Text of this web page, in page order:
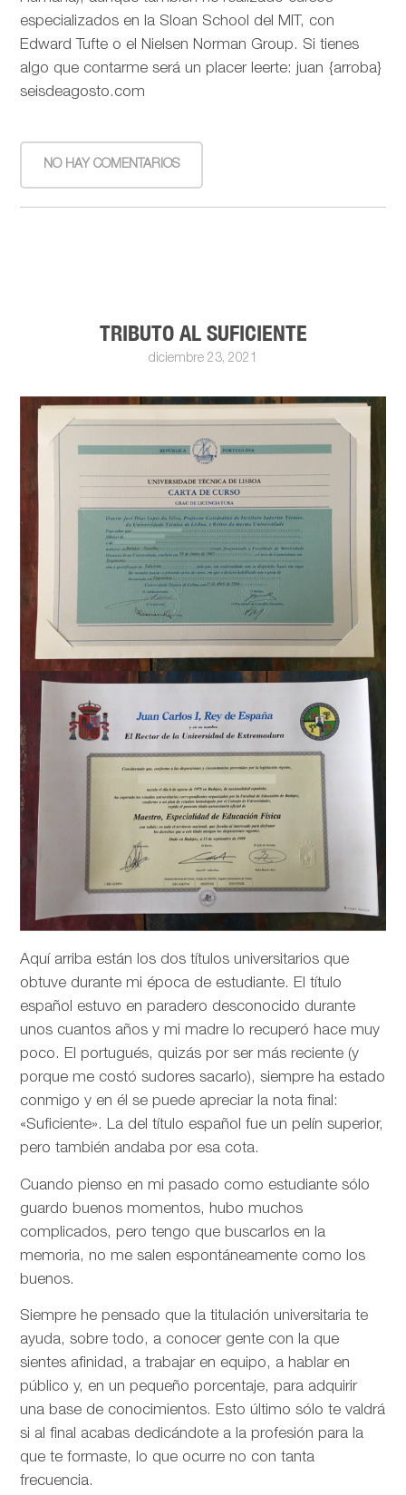
especializados en la Sloan School del MIT, con
Edward Tufte o el Nielsen Norman Group. Si tienes
algo que contarme será un placer leerte: juan {arroba}
seisdeagosto.com
NO HAY COMENTARIOS
TRIBUTO AL SUFICIENTE
diciembre 23, 2021
Aquí arriba están los dos títulos universitarios que
obtuve durante mi época de estudiante. El título
español estuvo en paradero desconocido durante
unos cuantos años y mi madre lo recuperó hace muy
poco. El portugués, quizás por ser más reciente (y
porque me costó sudores sacarlo), siempre ha estado
conmigo y en él se puede apreciar la nota final:
«Suficiente». La del título español fue un pelín superior,
pero también andaba por esa cota.
Cuando pienso en mi pasado como estudiante sólo
guardo buenos momentos, hubo muchos
complicados, pero tengo que buscarlos en la
memoria, no me salen espontáneamente como los
buenos.
Siempre he pensado que la titulación universitaria te
ayuda, sobre todo, a conocer gente con la que
sientes afinidad, a trabajar en equipo, a hablar en
público y, en un pequeño porcentaje, para adquirir
una base de conocimientos. Esto último sólo te valdrá
si al final acabas dedicándote a la profesión para la
que te formaste, lo que ocurre no con tanta
frecuencia.